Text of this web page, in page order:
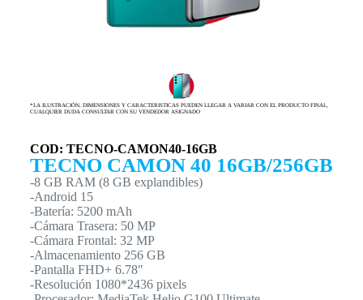
*LA ILUSTRACIÓN, DIMENSIONES Y CARACTERISTICAS PUEDEN LLEGAR A VARIAR CON EL PRODUCTO FINAL,
CUALQUIER DUDA CONSULTAR CON SU VENDEDOR ASIGNADO
COD: TECNO-CAMON40-16GB
TECNO CAMON 40 16GB/256GB
-8 GB RAM (8 GB explandibles)
-Android 15
-Batería: 5200 mAh
-Cámara Trasera: 50 MP
-Cámara Frontal: 32 MP
-Almacenamiento 256 GB
-Pantalla FHD+ 6.78″
-Resolución 1080*2436 pixels